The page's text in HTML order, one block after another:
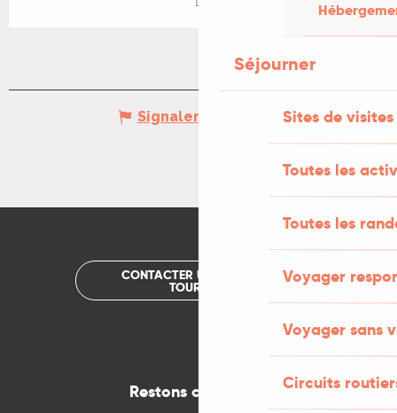
Séjourner
Sites de visites
Toutes les
Toutes les
Voyager
Voyager sans
Circuits
Signaler une erreur
CONTACTER UN OFFICE DE
TOURISME
Restons connectés